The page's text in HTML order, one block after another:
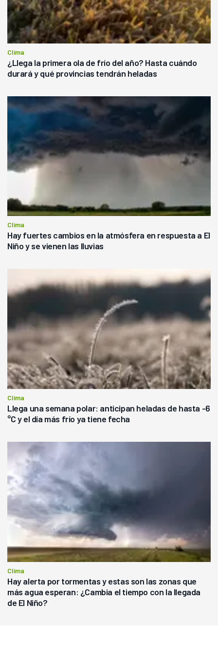
Clima
¿Llega la primera ola de frío del año? Hasta cuándo
durará y qué provincias tendrán heladas
Clima
Hay fuertes cambios en la atmósfera en respuesta a El
Niño y se vienen las lluvias
Clima
Llega una semana polar: anticipan heladas de hasta -6
°C y el día más frío ya tiene fecha
Clima
Hay alerta por tormentas y estas son las zonas que
más agua esperan: ¿Cambia el tiempo con la llegada
de El Niño?